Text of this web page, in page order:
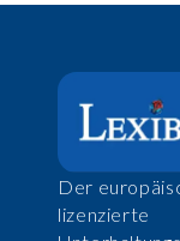
Der
lizenzierte